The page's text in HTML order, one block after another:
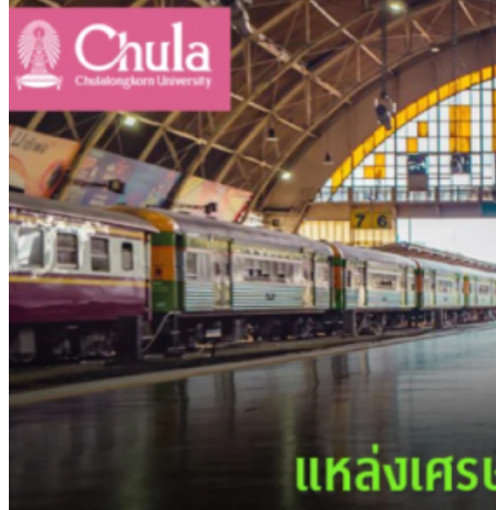
สิงหาคม 4, 2026
สธ.ชี้ รพ.รัฐแบกรับผู้ป่วยบัตรทอง 87% แต่ได้งบ
รายหัวเพียง 2,618 บาท เสนอทบทวนจัดสรรงบให้สอดคล้องภาระ
งานจริง